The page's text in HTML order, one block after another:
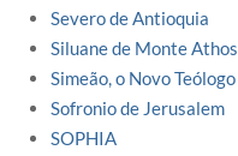
Severo de Antioquia
Siluane de Monte Athos
Simeão, o Novo Teólogo
Sofronio de Jerusalem
SOPHIA